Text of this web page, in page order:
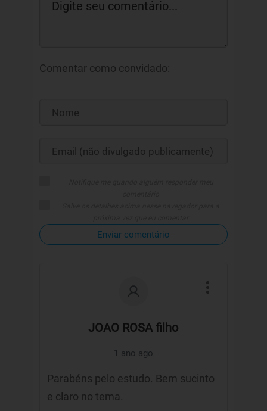
Comentar como convidado:
Enviar comentário
JOAO ROSA filho
1 ano ago
Parabéns pelo estudo. Bem sucinto
e claro no tema.